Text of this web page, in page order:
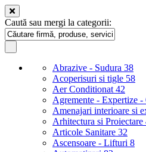
Caută sau mergi la categorii:
Abrazive - Sudura 38
Acoperisuri si tigle 58
Aer Conditionat 42
Agremente - Expertize
Amenajari interioare si
Arhitectura si Proiectare
Articole Sanitare 32
Ascensoare - Lifturi 8